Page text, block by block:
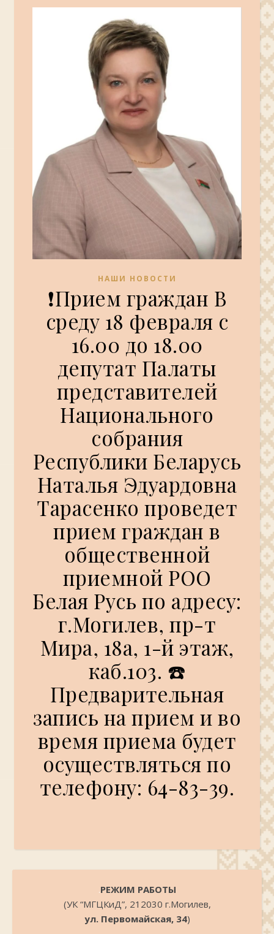
НАШИ НОВОСТИ
❗Прием граждан В
среду 18 февраля с
16.00 до 18.00
депутат Палаты
представителей
Национального
собрания
Республики Беларусь
Наталья Эдуардовна
Тарасенко проведет
прием граждан в
общественной
приемной РОО
Белая Русь по адресу:
г.Могилев, пр-т
Мира, 18а, 1-й этаж,
каб.103. ☎️
Предварительная
запись на прием и во
время приема будет
осуществляться по
телефону: 64-83-39.
.РЕЖИМ РАБОТЫ
(УК “МГЦКиД”, 212030 г.Могилев,
ул. Первомайская, 34)